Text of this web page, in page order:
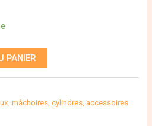
PANIER
mâchoires, cylindres, accessoires